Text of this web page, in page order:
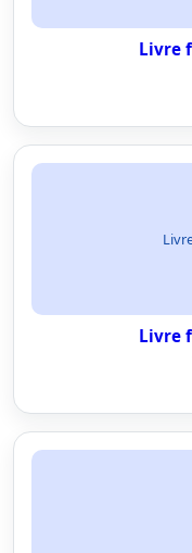
Livre
Livre